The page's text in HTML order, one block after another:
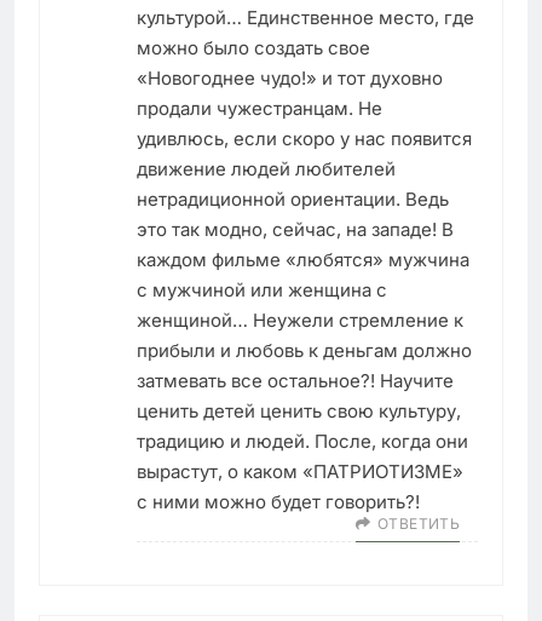
культурой… Единственное место, где
можно было создать свое
«Новогоднее чудо!» и тот духовно
продали чужестранцам. Не
удивлюсь, если скоро у нас появится
движение людей любителей
нетрадиционной ориентации. Ведь
это так модно, сейчас, на западе! В
каждом фильме «любятся» мужчина
с мужчиной или женщина с
женщиной… Неужели стремление к
прибыли и любовь к деньгам должно
затмевать все остальное?! Научите
ценить детей ценить свою культуру,
традицию и людей. После, когда они
вырастут, о каком «ПАТРИОТИЗМЕ»
с ними можно будет говорить?!
ОТВЕТИТЬ